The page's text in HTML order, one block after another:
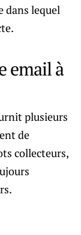
dans lequel
email à
plusieurs
de
collecteurs,